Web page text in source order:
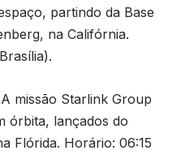
partindo da Base
na Califórnia.
missão Starlink Group
órbita, lançados do
Flórida. Horário: 06:15